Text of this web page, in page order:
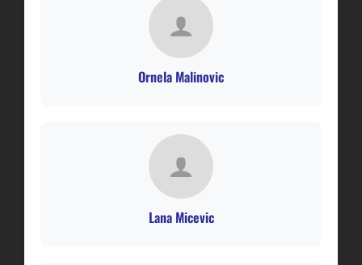
Ornela Malinovic
Lana Micevic